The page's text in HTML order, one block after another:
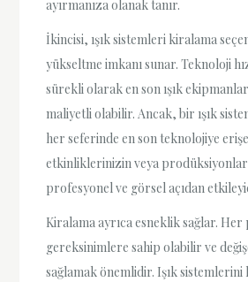
ayırmanıza olanak tanır.
İkincisi, ışık sistemleri kiralama
yükseltme imkanı sunar. Teknoloji
sürekli olarak en son ışık
maliyetli olabilir. Ancak, bir ışık
her seferinde en son teknolojiye
etkinliklerinizin veya
profesyonel ve görsel açıdan
Kiralama ayrıca esneklik sağlar.
gereksinimlere sahip olabilir ve
sağlamak önemlidir. Işık